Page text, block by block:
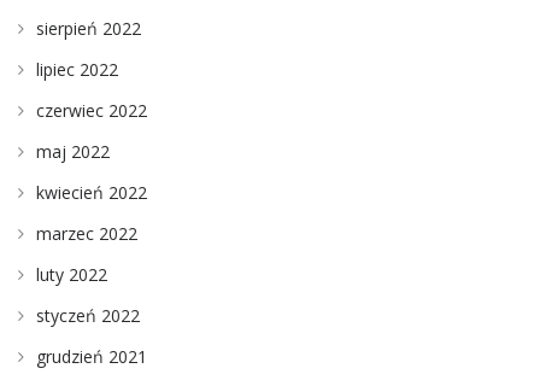
sierpień 2022
lipiec 2022
czerwiec 2022
maj 2022
kwiecień 2022
marzec 2022
luty 2022
styczeń 2022
grudzień 2021